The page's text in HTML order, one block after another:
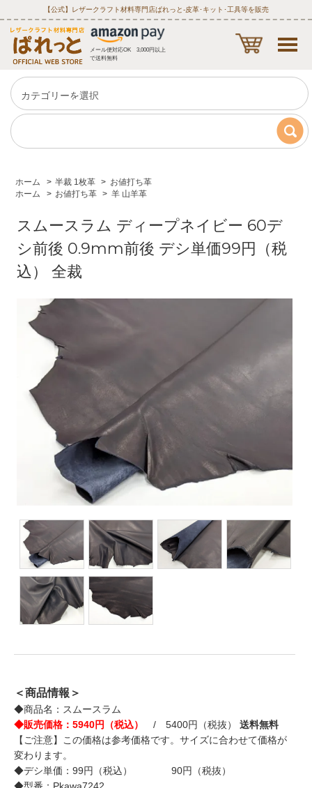
【公式】レザークラフト材料専門店ぱれっと‐皮革･キット･工具等を販売
メール便対応OK 3,000円以上
で送料無料
ホーム > 半裁 1枚革 > お値打ち革
ホーム
> お値打ち革 > 羊 山羊革
スムースラム ディープネイビー 60デ
シ前後 0.9mm前後 デシ単価99円（税
込） 全裁
＜商品情報＞
◆商品名：スムースラム
◆販売価格：5940円（税込）
/ 5400円（税抜） 送料無料
【ご注意】この価格は参考価格です。サイズに合わせて価格が
変わります。
◆デシ単価：99円（税込） 90円（税抜）